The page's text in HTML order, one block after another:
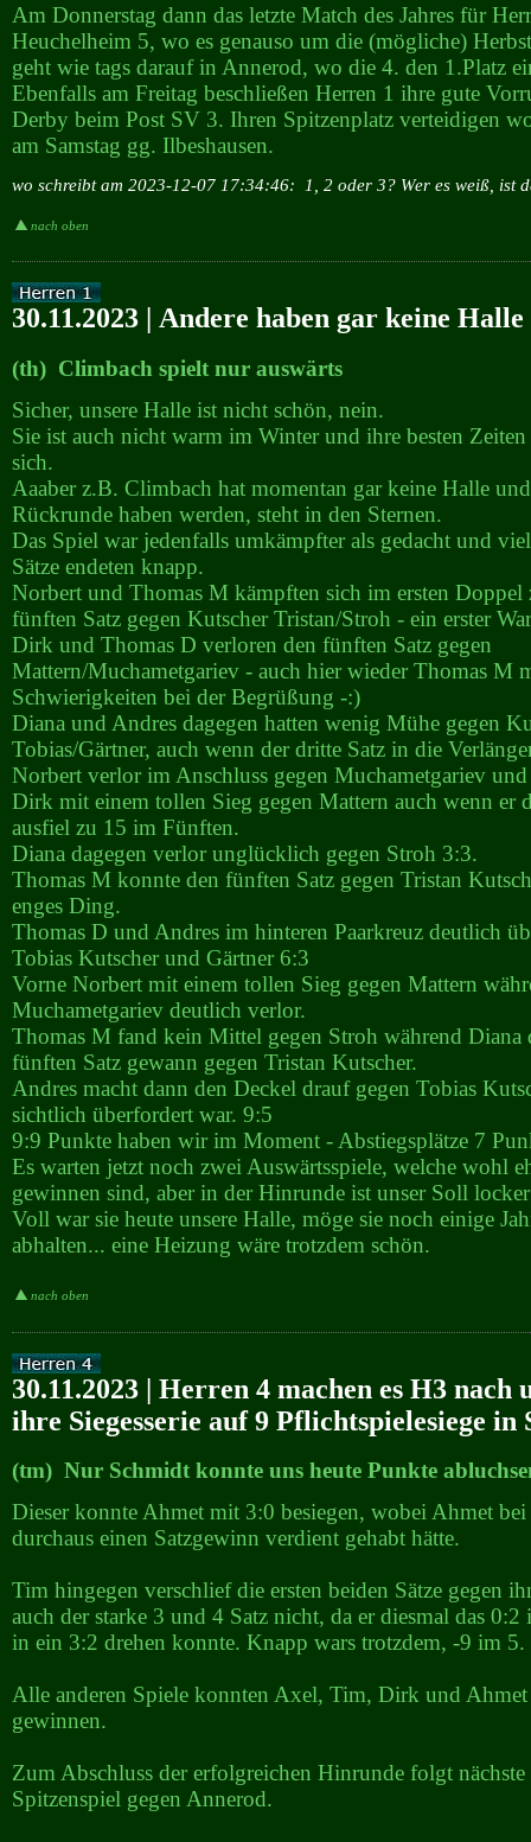
Am Donnerstag dann das letzte Match des Jahres für
Heuchelheim 5, wo es genauso um die (mögliche)
geht wie tags darauf in Annerod, wo die 4. den 1.Platz
Ebenfalls am Freitag beschließen Herren 1 ihre gute
Derby beim Post SV 3. Ihren Spitzenplatz verteidigen
am Samstag gg. Ilbeshausen.
wo schreibt am 2023-12-07 17:34:46: 1, 2 oder 3? Wer es weiß, ist
nach oben
30.11.2023 | Andere haben gar keine Halle
(th) Climbach spielt nur auswärts
Sicher, unsere Halle ist nicht schön, nein.
Sie ist auch nicht warm im Winter und ihre besten
sich.
Aaaber z.B. Climbach hat momentan gar keine Halle
Rückrunde haben werden, steht in den Sternen.
Das Spiel war jedenfalls umkämpfter als gedacht und
Sätze endeten knapp.
Norbert und Thomas M kämpften sich im ersten
fünften Satz gegen Kutscher Tristan/Stroh - ein erster
Dirk und Thomas D verloren den fünften Satz gegen
Mattern/Muchametgariev - auch hier wieder Thomas M
Schwierigkeiten bei der Begrüßung -:)
Diana und Andres dagegen hatten wenig Mühe gegen
Tobias/Gärtner, auch wenn der dritte Satz in die
Norbert verlor im Anschluss gegen Muchametgariev und
Dirk mit einem tollen Sieg gegen Mattern auch wenn er
ausfiel zu 15 im Fünften.
Diana dagegen verlor unglücklich gegen Stroh 3:3.
Thomas M konnte den fünften Satz gegen Tristan
enges Ding.
Thomas D und Andres im hinteren Paarkreuz deutlich
Tobias Kutscher und Gärtner 6:3
Vorne Norbert mit einem tollen Sieg gegen Mattern
Muchametgariev deutlich verlor.
Thomas M fand kein Mittel gegen Stroh während Diana
fünften Satz gewann gegen Tristan Kutscher.
Andres macht dann den Deckel drauf gegen Tobias
sichtlich überfordert war. 9:5
9:9 Punkte haben wir im Moment - Abstiegsplätze 7
Es warten jetzt noch zwei Auswärtsspiele, welche wohl
gewinnen sind, aber in der Hinrunde ist unser Soll
Voll war sie heute unsere Halle, möge sie noch einige
abhalten... eine Heizung wäre trotzdem schön.
nach oben
30.11.2023 | Herren 4 machen es H3 nach
ihre Siegesserie auf 9 Pflichtspielesiege in
(tm) Nur Schmidt konnte uns heute Punkte
Dieser konnte Ahmet mit 3:0 besiegen, wobei Ahmet
durchaus einen Satzgewinn verdient gehabt hätte.
Tim hingegen verschlief die ersten beiden Sätze gegen
auch der starke 3 und 4 Satz nicht, da er diesmal das 0:2
in ein 3:2 drehen konnte. Knapp wars trotzdem, -9 im 5.
Alle anderen Spiele konnten Axel, Tim, Dirk und Ahmet
gewinnen.
Zum Abschluss der erfolgreichen Hinrunde folgt nächste
Spitzenspiel gegen Annerod.